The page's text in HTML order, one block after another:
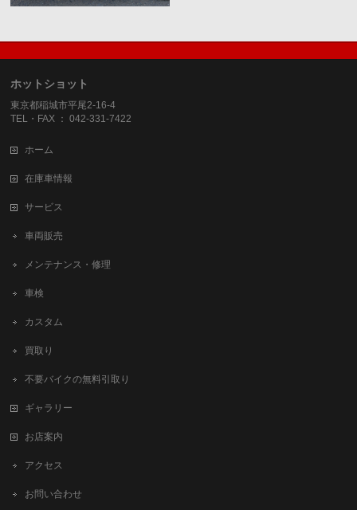
ホットショット
東京都稲城市平尾2-16-4
TEL・FAX ： 042-331-7422
ホーム
在庫車情報
サービス
車両販売
メンテナンス・修理
車検
カスタム
買取り
不要バイクの無料引取り
ギャラリー
お店案内
アクセス
お問い合わせ